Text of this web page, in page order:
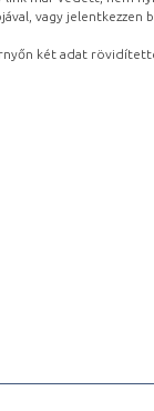
vagy
két adat